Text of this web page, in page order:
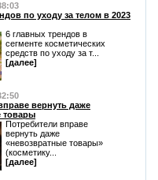
по уходу за телом в 2023
6 главных трендов в
сегменте косметических
средств по уходу за т...
[далее]
вернуть даже
товары
Потребители вправе
вернуть даже
«невозвратные товары»
(косметику...
[далее]